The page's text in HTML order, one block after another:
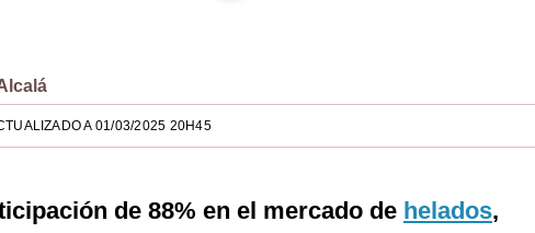
A 01/03/2025 20H45
de 88% en el mercado de helados,